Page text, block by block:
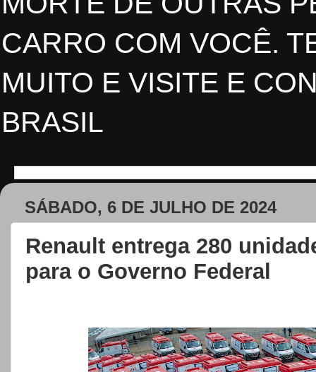
CARRO COM VOCÊ.
MUITO E VISITE E
BRASIL
SÁBADO, 6 DE JULHO DE 2024
Renault entrega 280
para o Governo Federal